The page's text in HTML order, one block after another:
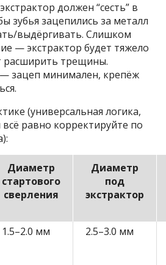
должен “сесть” в
зубья зацепились за металл
выдёргивать. Слишком
— экстрактор будет тяжело
расширить трещины.
зацеп минимален, крепёж
(универсальная логика,
равно корректируйте по
Диаметр
стартового
сверления
Диаметр
под
экстрактор
1.5–2.0 мм 2.5–3.0 мм